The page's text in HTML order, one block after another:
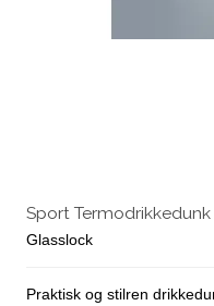
Sport
Glasslock
Praktisk og stilren